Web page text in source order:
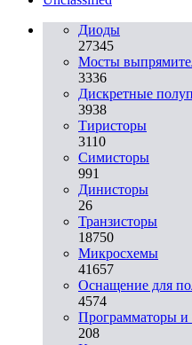
Диоды
27345
Мосты
3336
Дискретные
3938
Тиристоры
3110
Симисторы
991
Динисторы
26
Транзисторы
18750
Микросхемы
41657
Оснащение для
4574
Программаторы и
208